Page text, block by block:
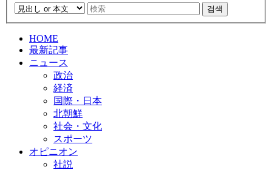
검색
HOME
最新記事
ニュース
政治
経済
国際・日本
北朝鮮
社会・文化
スポーツ
オピニオン
社説